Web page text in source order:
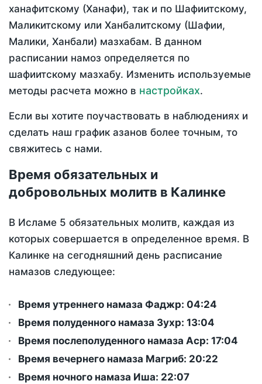
ханафитскому (Ханафи), так и по Шафиитскому,
Маликитскому или Ханбалитскому (Шафии,
Малики, Ханбали) мазхабам. В данном
расписании намоз определяется по
шафиитскому мазхабу. Изменить используемые
методы расчета можно в настройках.
Если вы хотите поучаствовать в наблюдениях и
сделать наш график азанов более точным, то
свяжитесь с нами.
Время обязательных и
добровольных молитв в Калинке
В Исламе 5 обязательных молитв, каждая из
которых совершается в определенное время. В
Калинке на сегодняшний день расписание
намазов следующее:
Время утреннего намаза Фаджр: 04:24
Время полуденного намаза Зухр: 13:04
Время послеполуденного намаза Аср: 17:04
Время вечернего намаза Магриб: 20:22
Время ночного намаза Иша: 22:07